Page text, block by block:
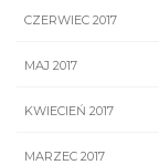
CZERWIEC 2017
MAJ 2017
KWIECIEŃ 2017
MARZEC 2017